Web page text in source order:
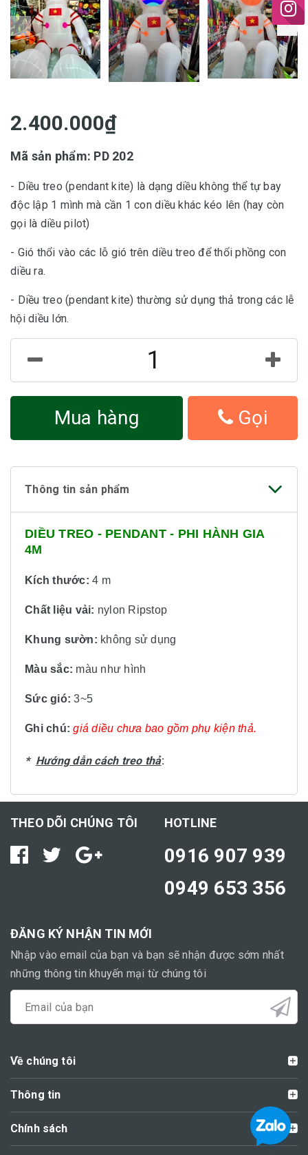
prev
2.400.000₫
Mã sản phẩm: PD 202
- Diều treo (pendant kite) là dạng diều không thể tự bay
độc lập 1 mình mà cần 1 con diều khác kéo lên (hay còn
gọi là diều pilot)
- Gió thổi vào các lỗ gió trên diều treo để thổi phồng con
diều ra.
- Diều treo (pendant kite) thường sử dụng thả trong các lễ
hội diều lớn.
Mua hàng Gọi
Thông tin sản phẩm
DIỀU TREO - PENDANT - PHI HÀNH GIA
4M
Kích thước: 4 m
Chất liệu vải: nylon Ripstop
Khung sườn: không sử dụng
Màu sắc: màu như hình
Sức gió: 3~5
Ghi chú: giá diều chưa bao gồm phụ kiện thả.
* Hướng dẫn cách treo thả:
THEO DÕI CHÚNG TÔI HOTLINE
0916 907 939
0949 653 356
ĐĂNG KÝ NHẬN TIN MỚI
Nhập vào email của bạn và bạn sẽ nhận được sớm nhất
những thông tin khuyến mại từ chúng tôi
Về chúng tôi
Thông tin
Chính sách